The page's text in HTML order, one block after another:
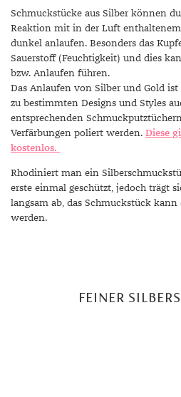
Schmuckstücke aus Silber können
Reaktion mit in der Luft
dunkel anlaufen. Besonders das
Sauerstoff (Feuchtigkeit) und dies
bzw. Anlaufen führen.
Das Anlaufen von Silber und Gold ist
zu bestimmten Designs und Styles
entsprechenden
Verfärbungen poliert werden. Diese
kostenlos.
Rhodiniert man ein
erste einmal geschützt, jedoch trägt
langsam ab, das Schmuckstück
werden.
FEINER